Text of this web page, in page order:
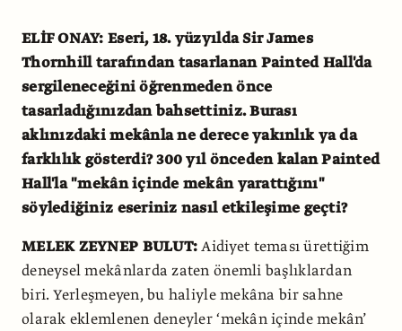
ELİF ONAY: Eseri, 18. yüzyılda Sir James
Thornhill tarafından tasarlanan Painted Hall'da
sergileneceğini öğrenmeden önce
tasarladığınızdan bahsettiniz. Burası
aklınızdaki mekânla ne derece yakınlık ya da
farklılık gösterdi? 300 yıl önceden kalan Painted
Hall'la "mekân içinde mekân yarattığını"
söylediğiniz eseriniz nasıl etkileşime geçti?
MELEK ZEYNEP BULUT:Aidiyet teması ürettiğim
deneysel mekânlarda zaten önemli başlıklardan
biri. Yerleşmeyen, bu haliyle mekâna bir sahne
olarak eklemlenen deneyler ‘mekân içinde mekân’